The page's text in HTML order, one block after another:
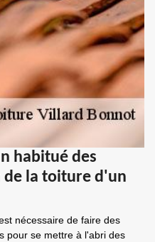
habitué des
de la toiture d'un
nécessaire de faire des
pour se mettre à l'abri des